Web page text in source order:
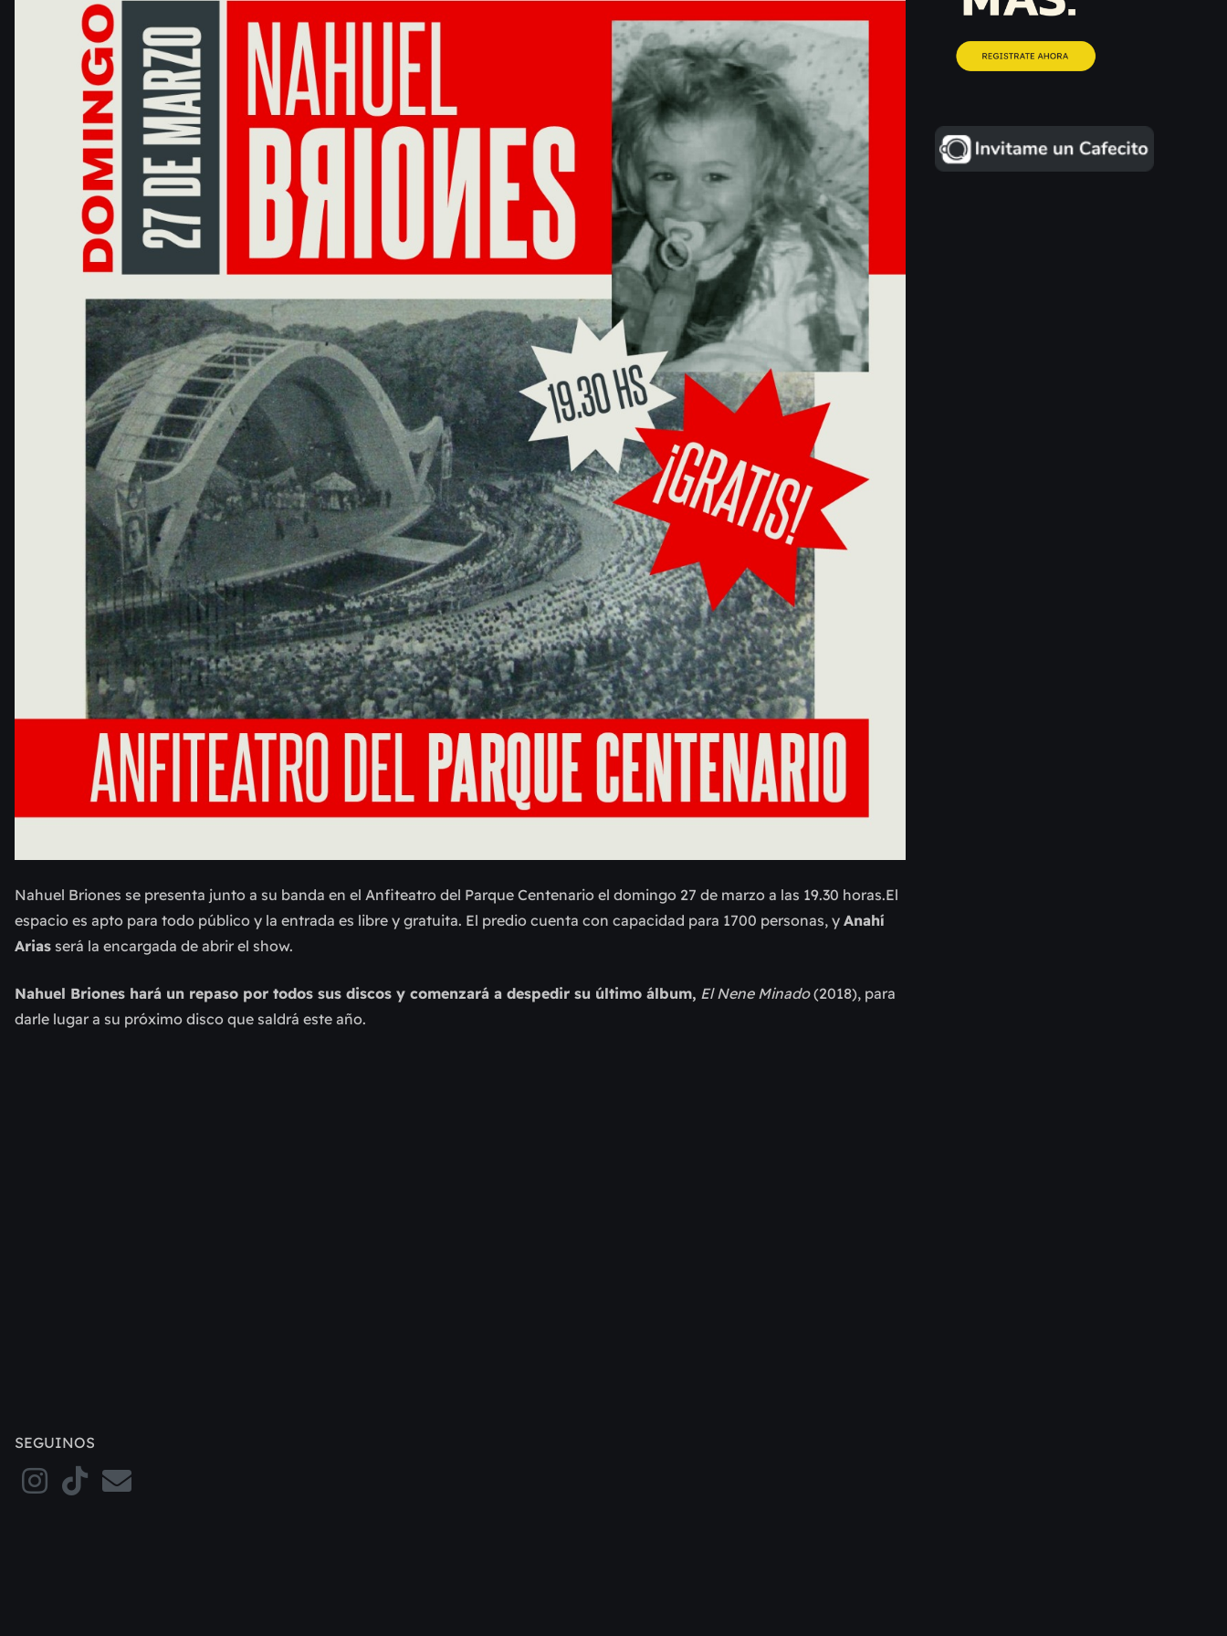
Nahuel Briones se presenta junto a su banda en el Anfiteatro del Parque Centenario el domingo 27 de marzo a las 19.30 horas.El
espacio es apto para todo público y la entrada es libre y gratuita. El predio cuenta con capacidad para 1700 personas, y Anahí
Arias será la encargada de abrir el show.
Nahuel Briones hará un repaso por todos sus discos y comenzará a despedir su último álbum, El Nene Minado(2018), para
darle lugar a su próximo disco que saldrá este año.
SEGUINOS